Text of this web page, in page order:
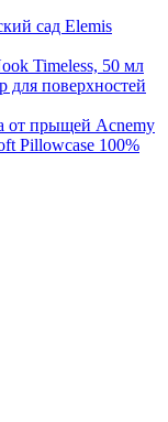
сад Elemis
Timeless, 50 мл
поверхностей
от прыщей Acnemy
Pillowcase 100%